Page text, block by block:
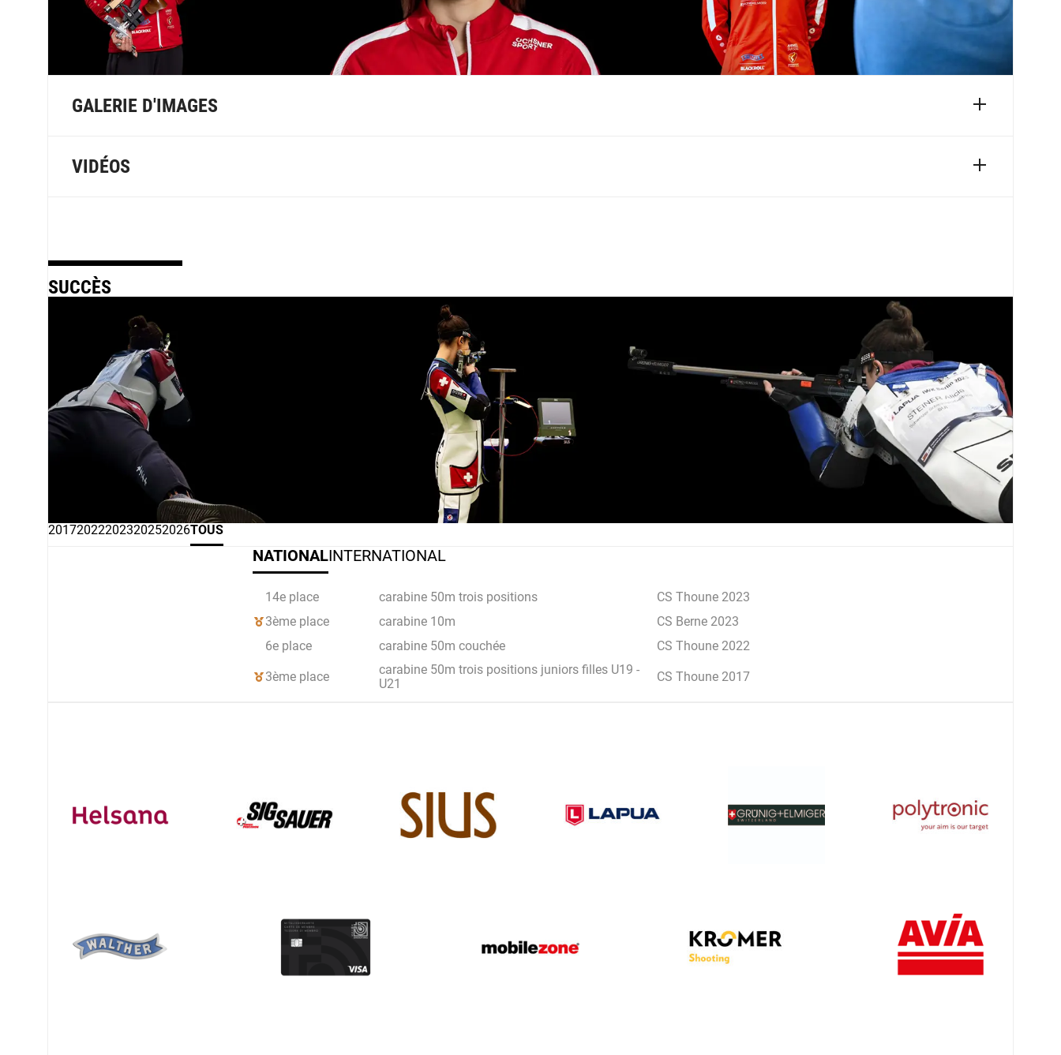
GALERIE D'IMAGES
VIDÉOS
SUCCÈS
20172022202320252026TOUS
NATIONALINTERNATIONAL
14e place carabine 50m trois positions
CS Thoune 2023
3ème place
carabine 10m
CS Berne 2023
6e place
carabine 50m couchée CS Thoune 2022
3ème place
carabine 50m trois positions juniors filles U19 -
U21
CS Thoune 2017